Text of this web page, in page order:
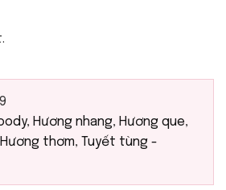
, Hương nhang, Hương que,
Hương thơm, Tuyết tùng -